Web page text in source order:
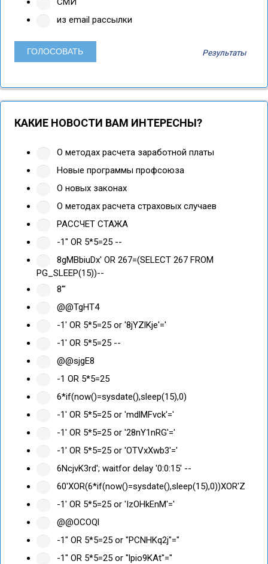
из email рассылки
Результаты
КАКИЕ НОВОСТИ ВАМ ИНТЕРЕСНЫ?
О методах расчета заработной платы
Новые программы профсоюза
О новых законах
О методах расчета страховых случаев
РАССЧЕТ СТАЖА
-1" OR 5*5=25 --
8gMBbiuDx' OR 267=(SELECT 267 FROM
PG_SLEEP(15))--
8'"
@@TgHT4
-1' OR 5*5=25 or '8jYZlKje'='
-1' OR 5*5=25 --
@@sjgE8
-1 OR 5*5=25
6*if(now()=sysdate(),sleep(15),0)
-1' OR 5*5=25 or 'mdlMFvck'='
-1' OR 5*5=25 or '28nY1nRG'='
-1' OR 5*5=25 or 'OTVxXwb3'='
6NcjvK3rd'; waitfor delay '0:0:15' --
60'XOR(6*if(now()=sysdate(),sleep(15),0))XOR'Z
-1' OR 5*5=25 or 'IzOHkEnM'='
@@OCOQl
-1" OR 5*5=25 or "PCNHKq2j"="
-1" OR 5*5=25 or "lpio9KAt"="